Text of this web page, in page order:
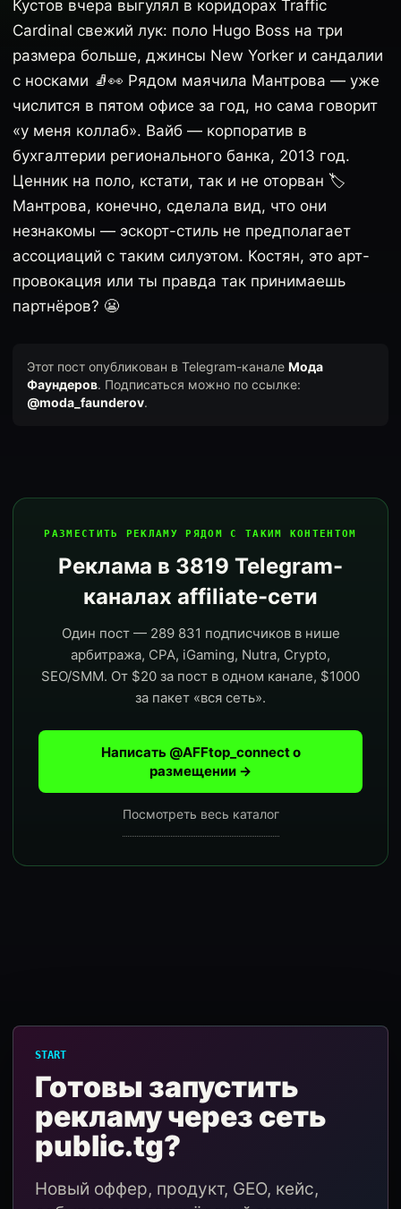
Кустов вчера выгулял в коридорах Traffic
Cardinal свежий лук: поло Hugo Boss на три
размера больше, джинсы New Yorker и сандалии
с носками 🧦👀 Рядом маячила Мантрова — уже
числится в пятом офисе за год, но сама говорит
«у меня коллаб». Вайб — корпоратив в
бухгалтерии регионального банка, 2013 год.
Ценник на поло, кстати, так и не оторван 🏷️
Мантрова, конечно, сделала вид, что они
незнакомы — эскорт-стиль не предполагает
ассоциаций с таким силуэтом. Костян, это арт-
провокация или ты правда так принимаешь
партнёров? 😬
Этот пост опубликован в Telegram-канале Мода
Фаундеров. Подписаться можно по ссылке:
@moda_faunderov.
РАЗМЕСТИТЬ РЕКЛАМУ РЯДОМ С ТАКИМ КОНТЕНТОМ
Реклама в 3819 Telegram-
каналах affiliate-сети
Один пост — 289 831 подписчиков в нише
арбитража, CPA, iGaming, Nutra, Crypto,
SEO/SMM. От $20 за пост в одном канале, $1000
за пакет «вся сеть».
Написать @AFFtop_connect о
размещении →
Посмотреть весь каталог
START
Готовы запустить
рекламу через сеть
public.tg?
Новый оффер, продукт, GEO, кейс,